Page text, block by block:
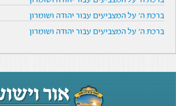
ברכת ה' על המצביעים עבור יהודה ושומרון
ברכת ה' על המצביעים עבור יהודה ושומרון